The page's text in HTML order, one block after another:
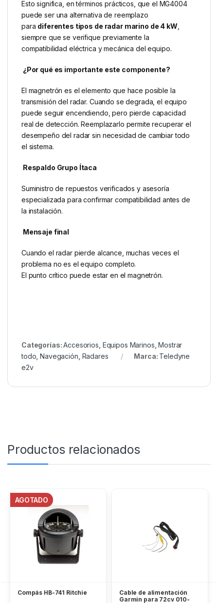
Esto significa, en términos prácticos, que el MG4004
puede ser una alternativa de reemplazo
para diferentes tipos de radar marino de 4 kW
siempre que se verifique previamente la
compatibilidad eléctrica y mecánica del equipo.
¿Por qué es importante este componente?
El magnetrón es el elemento que hace posible la
transmisión del radar. Cuando se degrada, el equipo
puede seguir encendiendo, pero pierde capacidad
real de detección. Reemplazarlo permite recuperar el
desempeño del radar sin necesidad de cambiar todo
el sistema.
Respaldo Grupo Ítaca
Suministro de repuestos verificados y asesoría
especializada para confirmar compatibilidad antes de
la instalación.
Mensaje final
Cuando el radar pierde alcance, muchas veces el
problema no es el equipo completo.
El punto crítico puede estar en el magnetrón.
Categorías:Accesorios Equipos Marinos ,Mostrar
todo ,Navegación Radares Marca: Teledyne
e2v
Productos relacionados
AGOTADO
Compás HB-741 Ritchie
Cable de alimentación
Garmin para 72cv 010-